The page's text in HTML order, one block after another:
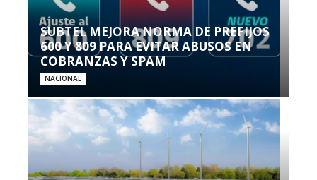
SUBTEL MEJORA NORMA DE PREFIJOS
600 Y 809 PARA EVITAR ABUSOS EN
COBRANZAS Y SPAM
NACIONAL